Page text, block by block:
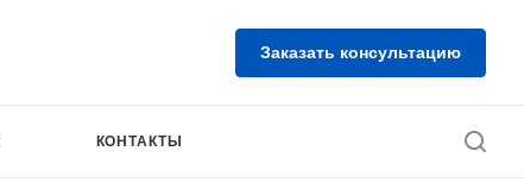
Заказать консультацию
КОНТАКТЫ